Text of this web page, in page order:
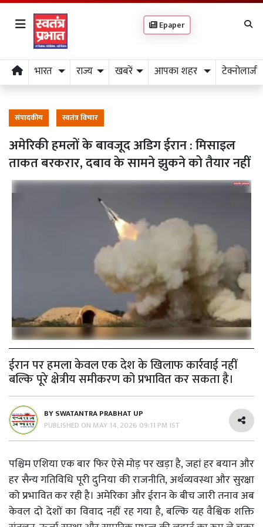
Epaper
भारत राज्य खबरें आपका शहर टेक्नोलाजी
संपादकीय स्वतंत्र विचार
अमेरिकी हमलों के बावजूद अडिग ईरान : मिसाइल
ताकत बरकरार, दबाव के सामने झुकने को तैयार नहीं
ईरान पर हमला केवल एक देश के खिलाफ कार्रवाई नहीं
बल्कि पूरे क्षेत्रीय समीकरण को प्रभावित कर सकता है।
BYSWATANTRA PRABHAT UP
PUBLISHED ON MAY 14, 2026 09:11 PM IST
पश्चिम एशिया एक बार फिर ऐसे मोड़ पर खड़ा है, जहां हर बयान और
हर सैन्य गतिविधि पूरी दुनिया की राजनीति, अर्थव्यवस्था और सुरक्षा
को प्रभावित कर रही है। अमेरिका और ईरान के बीच जारी तनाव अब
केवल दो देशों का विवाद नहीं रह गया है, बल्कि यह वैश्विक शक्ति